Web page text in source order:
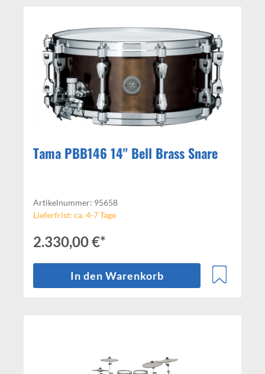
Tama PBB146 14" Bell Brass Snare
Artikelnummer: 95658
Lieferfrist: ca. 4-7 Tage
2.330,00 €*
In den Warenkorb